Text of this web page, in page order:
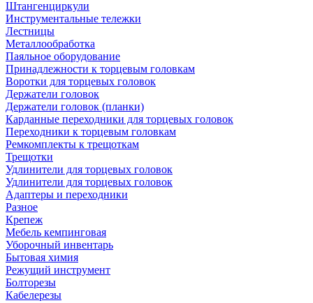
Штангенциркули
Инструментальные тележки
Лестницы
Металлообработка
Паяльное оборудование
Принадлежности к торцевым головкам
Воротки для торцевых головок
Держатели головок
Держатели головок (планки)
Карданные переходники для торцевых головок
Переходники к торцевым головкам
Ремкомплекты к трещоткам
Трещотки
Удлинители для торцевых головок
Удлинители для торцевых головок
Адаптеры и переходники
Разное
Крепеж
Мебель кемпинговая
Уборочный инвентарь
Бытовая химия
Режущий инструмент
Болторезы
Кабелерезы